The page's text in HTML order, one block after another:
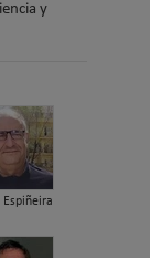
y
Espiñeira